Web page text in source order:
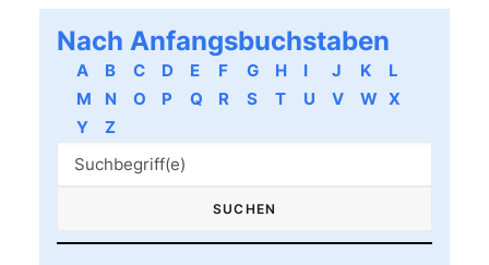
Nach Anfangsbuchstaben
A B C D E F G H I J K
L
M
N O P Q R S T U V W X
Y
Z